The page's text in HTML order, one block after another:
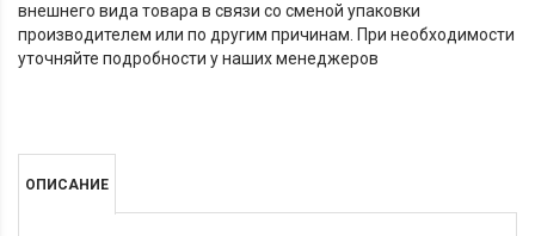
внешнего вида товара в связи со сменой упаковки
производителем или по другим причинам. При необходимости
уточняйте подробности у наших менеджеров
ОПИСАНИЕ